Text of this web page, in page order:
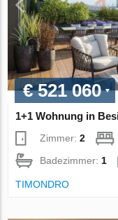
€ 521 060
1+1 Wohnung in
Zimmer:2
Badezimmer:1
TIMONDRO